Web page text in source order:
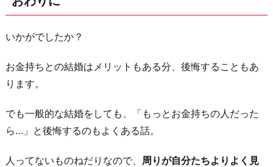
いかがでしたか？
お金持ちとの結婚はメリットもある分、後悔することもあ
ります。
でも一般的な結婚をしても、「もっとお金持ちの人だった
ら…」と後悔するのもよくある話。
人ってないものねだりなので、 周りが自分たちよりよく見